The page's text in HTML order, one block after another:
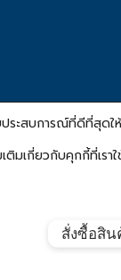
ระสบการณ์ที่ดีที่สุด
มเกี่ยวกับคุกกี้ที่เรา
สั่งซื้อสิ